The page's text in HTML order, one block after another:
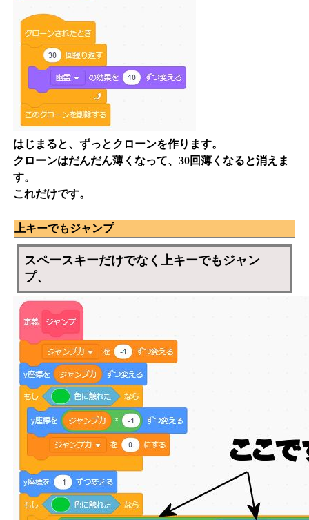
はじまると、ずっとクローンを作ります。
クローンはだんだん薄くなって、30回薄くなると消えま
す。
これだけです。
上キーでもジャンプ
スペースキーだけでなく上キーでもジャン
プ、